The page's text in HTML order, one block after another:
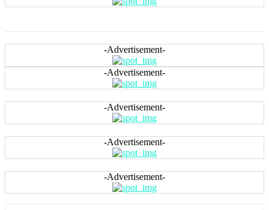
-Advertisement-
-Advertisement-
-Advertisement-
-Advertisement-
-Advertisement-